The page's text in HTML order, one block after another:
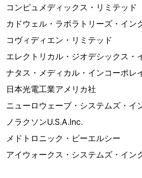
コンピュメディックス・リミテッド
カドウェル・ラボラトリーズ・イン
コヴィディエン・リミテッド
エレクトリカル・ジオデシックス・
ナタス・メディカル・インコーポレ
日本光電工業アメリカ社
ニューロウェーブ・システムズ・イ
ノラクソンU.S.A.Inc.
メドトロニック・ピーエルシー
アイウォークス・システムズ・イン